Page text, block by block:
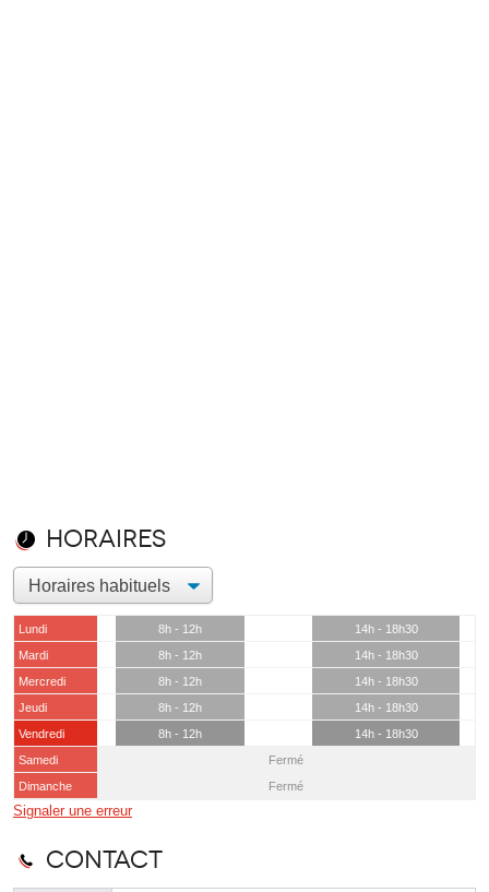
Horaires
Lundi 8h - 12h
14h - 18h30
Mardi
8h - 12h
14h - 18h30
Mercredi
8h - 12h
14h - 18h30
Jeudi
8h - 12h
14h - 18h30
Vendredi
8h - 12h
14h - 18h30
Samedi
Fermé
Dimanche
Fermé
Signaler une erreur
Contact